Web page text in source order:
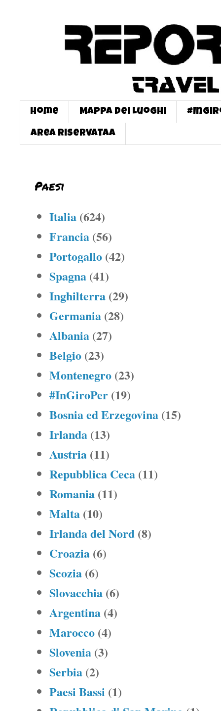
Home Mappa dei Luoghi
Area Riservataa
Paesi
Italia (624)
Francia (56)
Portogallo (42)
Spagna (41)
Inghilterra (29)
Germania (28)
Albania (27)
Belgio (23)
Montenegro (23)
#InGiroPer (19)
Bosnia ed Erzegovina (15)
Irlanda (13)
Austria (11)
Repubblica Ceca (11)
Romania (11)
Malta (10)
Irlanda del Nord (8)
Croazia (6)
Scozia (6)
Slovacchia (6)
Argentina (4)
Marocco (4)
Slovenia (3)
Serbia (2)
Paesi Bassi (1)